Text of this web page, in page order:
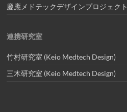
慶應メドテックデザインプロジェクト
連携研究室
竹村研究室 (Keio Medtech Design)
三木研究室 (Keio Medtech Design)